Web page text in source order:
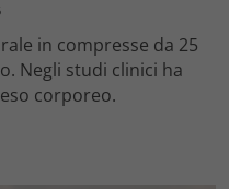
in compresse da 25
Negli studi clinici ha
corporeo.